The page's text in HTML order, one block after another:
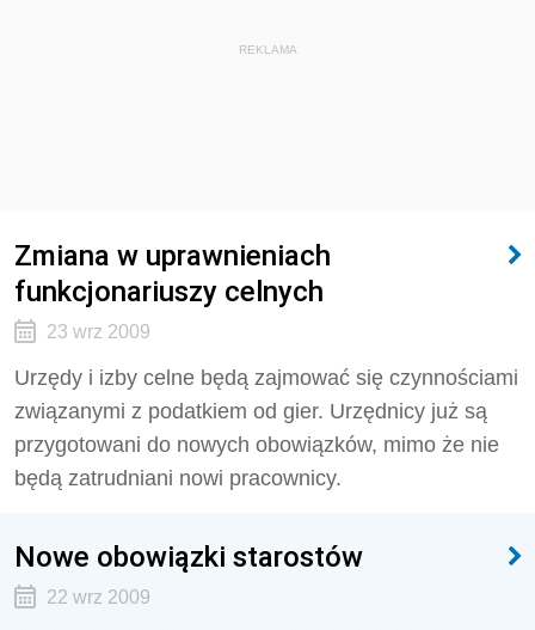
REKLAMA
Zmiana w uprawnieniach
funkcjonariuszy celnych
23 wrz 2009
Urzędy i izby celne będą zajmować się czynnościami
związanymi z podatkiem od gier. Urzędnicy już są
przygotowani do nowych obowiązków, mimo że nie
będą zatrudniani nowi pracownicy.
Nowe obowiązki starostów
22 wrz 2009